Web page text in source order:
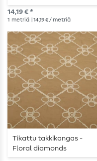
14,19 € *
1 metriä | 14,19 € / metriä
Tikattu takkikangas -
Floral diamonds
embroided caramel